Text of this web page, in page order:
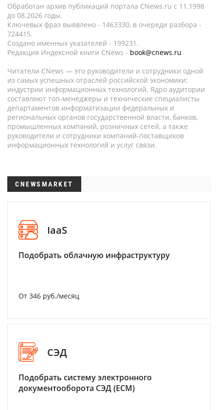
Обработан архив публикаций портала CNews.ru c 11.1998
до 08.2026 годы.
Ключевых фраз выявлено - 1463330, в очереди разбора -
724415.
Создано именных указателей - 199231.
Редакция Индексной книги CNews - book@cnews.ru
Читатели CNews — это руководители и сотрудники одной
из самых успешных отраслей российской экономики:
индустрии информационных технологий. Ядро аудитории
составляют топ-менеджеры и технические специалисты
департаментов информатизации федеральных и
региональных органов государственной власти, банков,
промышленных компаний, розничных сетей, а также
руководители и сотрудники компаний-поставщиков
информационных технологий и услуг связи.
CNEWSMARKET
IaaS
Подобрать облачную инфраструктуру
От 346 руб./месяц
СЭД
Подобрать систему электронного
документооборота СЭД (ECM)